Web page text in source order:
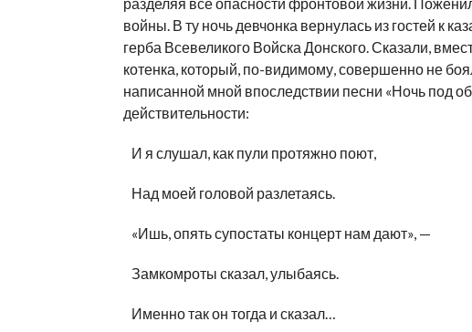
войны. В ту ночь девчонка вернулась из гостей к
герба Всевеликого Войска Донского. Сказали,
котенка, который, по-видимому, совершенно не
написанной мной впоследствии песни «Ночь под
действительности:
И я слушал, как пули протяжно поют,
Над моей головой разлетаясь.
«Ишь, опять супостаты концерт нам дают», —
Замкомроты сказал, улыбаясь.
Именно так он тогда и сказал…